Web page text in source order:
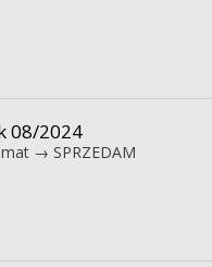
08/2024
→ SPRZEDAM